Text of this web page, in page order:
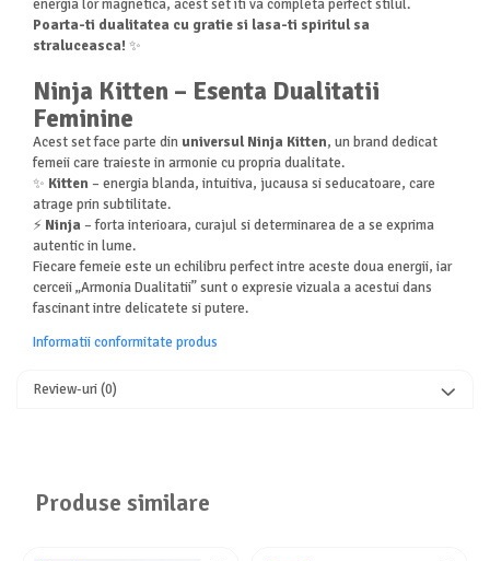
energia lor magnetica, acest set iti va completa perfect stilul.
Poarta-ti dualitatea cu gratie si lasa-ti spiritul sa
straluceasca! ✨
Ninja Kitten – Esenta Dualitatii
Feminine
Acest set face parte dinuniversul Ninja Kitten, un brand dedicat
femeii care traieste in armonie cu propria dualitate.
✨ Kitten– energia blanda, intuitiva, jucausa si seducatoare, care
atrage prin subtilitate.
⚡ Ninja – forta interioara, curajul si determinarea de a se exprima
autentic in lume.
Fiecare femeie este un echilibru perfect intre aceste doua energii, iar
cerceii „Armonia Dualitatii” sunt o expresie vizuala a acestui dans
fascinant intre delicatete si putere.
Informatii conformitate produs
Review-uri(0)
Produse similare